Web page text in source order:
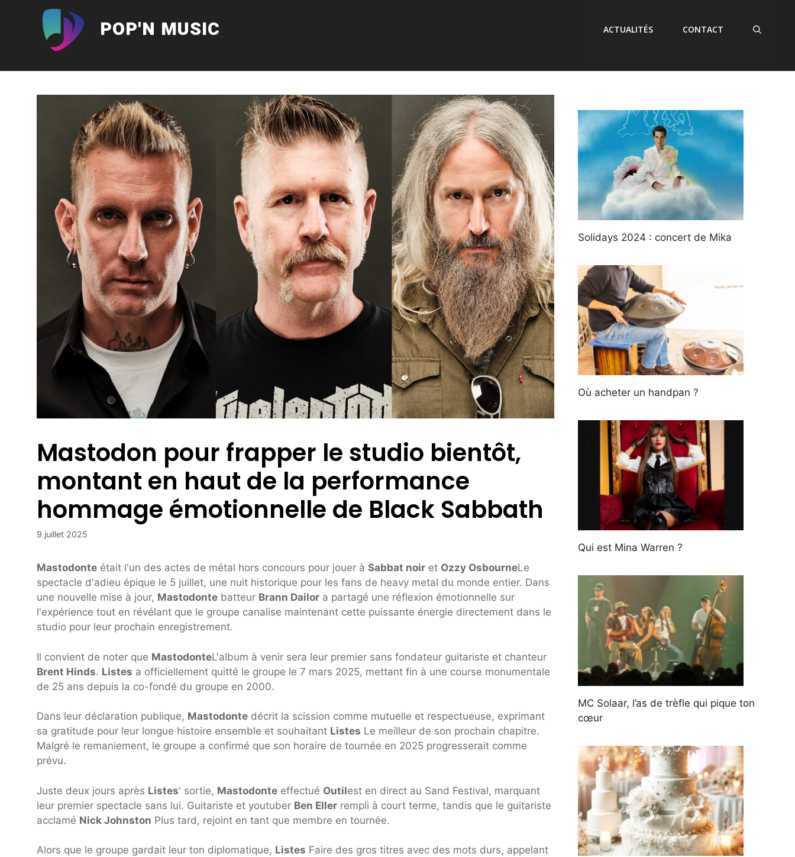
POP'N MUSIC ACTUALITÉS CONTACT
Mastodon pour frapper le studio bientôt,
montant en haut de la performance
hommage émotionnelle de Black Sabbath
9 juillet 2025
Mastodonte était l'un des actes de métal hors concours pour jouer à Sabbat noir et Ozzy OsbourneLe
spectacle d'adieu épique le 5 juillet, une nuit historique pour les fans de heavy metal du monde entier. Dans
une nouvelle mise à jour, Mastodonte batteur Brann Dailor a partagé une réflexion émotionnelle sur
l'expérience tout en révélant que le groupe canalise maintenant cette puissante énergie directement dans le
studio pour leur prochain enregistrement.
Il convient de noter que MastodonteL'album à venir sera leur premier sans fondateur guitariste et chanteur
Brent Hinds. Listes a officiellement quitté le groupe le 7 mars 2025, mettant fin à une course monumentale
de 25 ans depuis la co-fondé du groupe en 2000.
Dans leur déclaration publique, Mastodonte décrit la scission comme mutuelle et respectueuse, exprimant
sa gratitude pour leur longue histoire ensemble et souhaitant Listes Le meilleur de son prochain chapitre.
Malgré le remaniement, le groupe a confirmé que son horaire de tournée en 2025 progresserait comme
prévu.
Juste deux jours après Listes' sortie, Mastodonte effectué Outilest en direct au Sand Festival, marquant
leur premier spectacle sans lui. Guitariste et youtuber Ben Eller rempli à court terme, tandis que le guitariste
acclamé Nick Johnston Plus tard, rejoint en tant que membre en tournée.
Alors que le groupe gardait leur ton diplomatique, Listes Faire des gros titres avec des mots durs, appelant
Solidays 2024 : concert de Mika
Où acheter un handpan ?
Qui est Mina Warren ?
MC Solaar, l’as de trèfle qui pique ton
cœur